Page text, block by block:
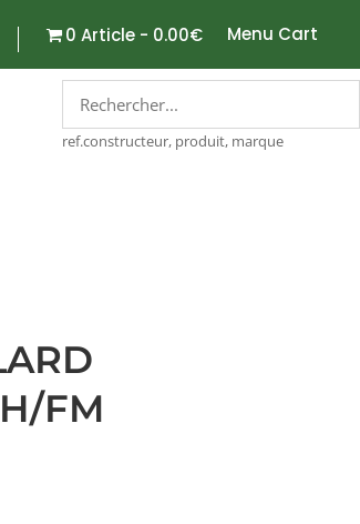
0 Article 0.00€ Menu Cart
ref.constructeur, produit, marque
FM